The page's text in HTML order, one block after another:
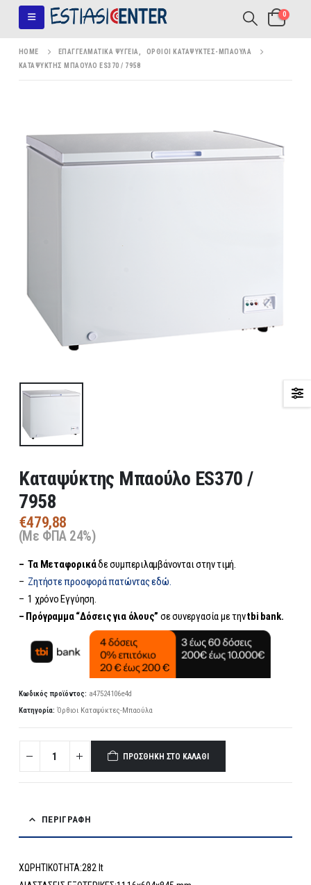
0
HOME ΕΠΑΓΓΕΛΜΑΤΙΚΆ ΨΥΓΕΊΑ
ΌΡΘΙΟΙ ΚΑΤΑΨΎΚΤΕΣ-ΜΠΑΟΎΛΑ
ΚΑΤΑΨΎΚΤΗΣ ΜΠΑΟΎΛΟ ES370 / 7958
Καταψύκτης Μπαούλο ES370 /
7958
€479,88
(Με ΦΠΑ 24%)
– Τα Μεταφορικάδε συμπεριλαμβάνονται στην τιμή.
– Ζητήστε προσφορά πατώντας εδώ.
– 1 χρόνο Εγγύηση.
– Πρόγραμμα “Δόσεις για όλους” σε συνεργασία με τηνtbi bank.
Κωδικός προϊόντος: a47524106e4d
Κατηγορία: Όρθιοι Καταψύκτες-Μπαούλα
ΠΡΟΣΘΉΚΗ ΣΤΟ ΚΑΛΆΘΙ
ΠΕΡΙΓΡΑΦΉ
ΧΩΡΗΤΙΚΟΤΗΤΑ:282 lt